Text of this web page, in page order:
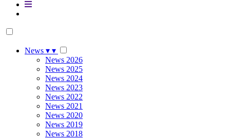
News ▾ ▾
News 2026
News 2025
News 2024
News 2023
News 2022
News 2021
News 2020
News 2019
News 2018